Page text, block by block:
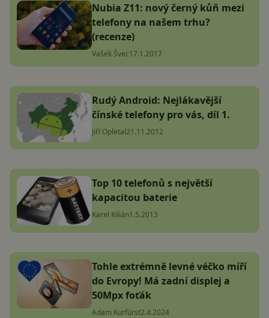
Nubia Z11: nový černý kůň mezi
telefony na našem trhu?
(recenze)
Vašek Švec17.1.2017
Rudý Android: Nejlákavější
čínské telefony pro vás, díl 1.
Jiří Opletal21.11.2012
Top 10 telefonů s největší
kapacitou baterie
Karel Kilián1.5.2013
Tohle extrémně levné véčko míří
do Evropy! Má zadní displej a
50Mpx foťák
Adam Kurfürst2.4.2024